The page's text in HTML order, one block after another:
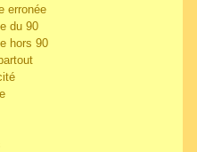
erronée
du 90
hors 90